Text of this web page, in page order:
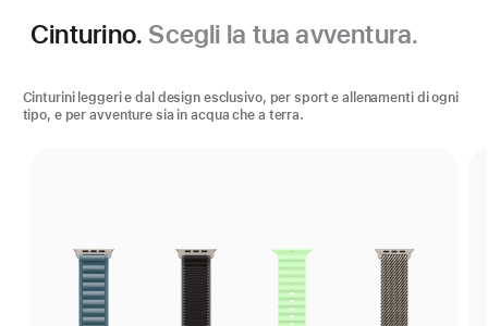
Cinturino. Scegli la tua avventura.
Cinturini leggeri e dal design esclusivo, per sport e allenamenti di ogni
tipo, e per avventure sia in acqua che a terra.